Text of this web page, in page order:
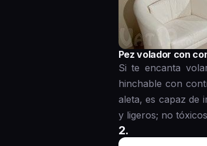
Pez volador con
Si te encanta
hinchable con
aleta, es capaz de
y ligeros; no
2.